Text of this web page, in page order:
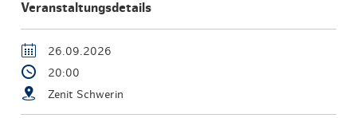
Veranstaltungsdetails
26.09.2026
20:00
Zenit Schwerin